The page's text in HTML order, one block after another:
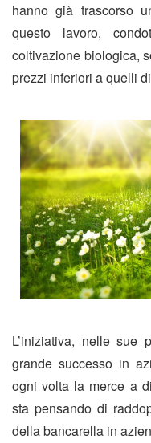
hanno già trascorso
questo lavoro,
coltivazione biologica,
prezzi inferiori a quelli
L’iniziativa, nelle sue
grande successo in
ogni volta la merce a
sta pensando di
della bancarella in